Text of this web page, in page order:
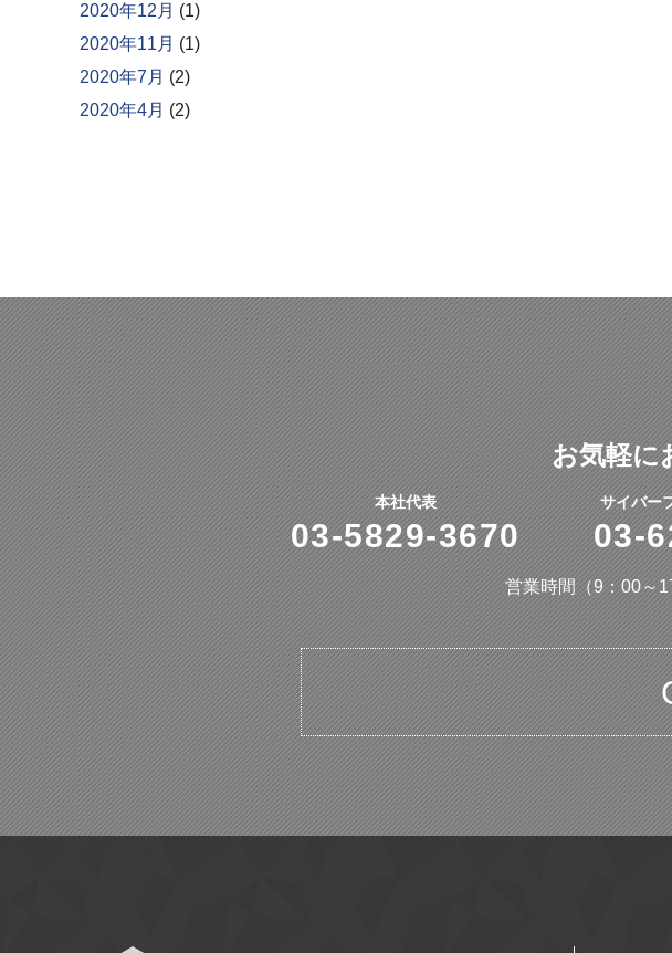
2020年12月 (1)
2020年11月 (1)
2020年7月 (2)
2020年4月 (2)
お気軽に
本社代表
03-5829-3670
サイバー
03-
営業時間（9：00～